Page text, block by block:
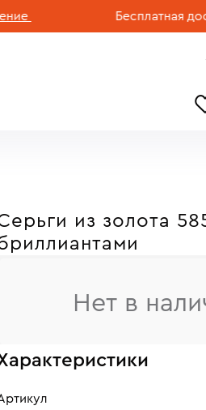
Бесплатная
из золота
Нет в